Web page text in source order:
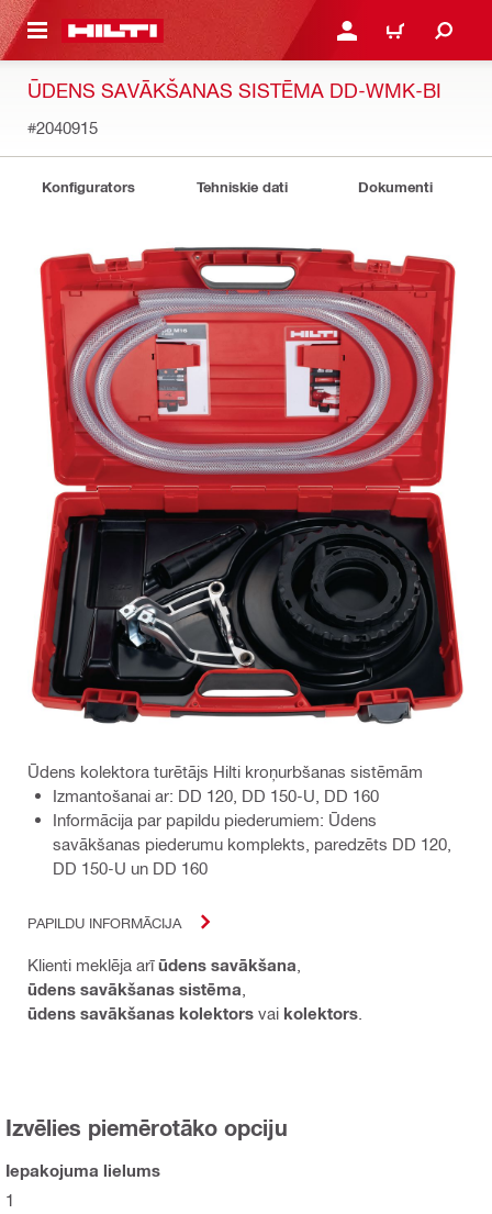
SATURU PIESLĒGTIES VAI
IEPIRKŠANĀS
ŪDENS SAVĀKŠANAS SISTĒMA DD-WMK-BI
#2040915
Konfigurators Tehniskie dati Dokumenti
Ūdens kolektora turētājs Hilti kroņurbšanas sistēmām
Izmantošanai ar: DD 120, DD 150-U, DD 160
Informācija par papildu piederumiem: Ūdens
savākšanas piederumu komplekts, paredzēts DD 120,
DD 150-U un DD 160
PAPILDU INFORMĀCIJA
Klienti meklēja arīūdens savākšana
ūdens savākšanas sistēma
ūdens savākšanas kolektors vai kolektors
Izvēlies piemērotāko opciju
Iepakojuma lielums
1